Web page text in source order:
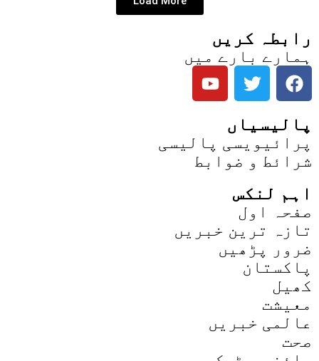
رابطہ کریں
ہمارے بارے میں
پالیسیاں
پرائیویسی پالیسی
شرائط و ضوابط
اہم لنکس
صفحہ اول
تازہ ترین خبریں
ضرور پڑھیں
پاکستان
کھیل
معیشت
عالمی خبریں
صحت